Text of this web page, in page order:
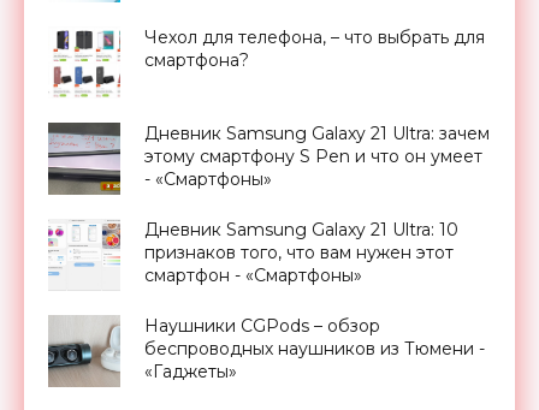
Чехол для телефона, – что выбрать для
смартфона?
Дневник Samsung Galaxy 21 Ultra: зачем
этому смартфону S Pen и что он умеет
- «Смартфоны»
Дневник Samsung Galaxy 21 Ultra: 10
признаков того, что вам нужен этот
смартфон - «Смартфоны»
Наушники CGPods – обзор
беспроводных наушников из Тюмени -
«Гаджеты»